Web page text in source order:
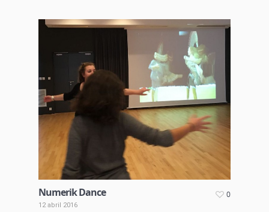
Numerik Dance
12 abril 2016
0